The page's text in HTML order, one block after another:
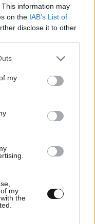
This information may
on the IAB’s List of
disclose it to other
one or more Google
You may click to
third-party tags to
in below Google
my
my
the
η Αμοργός
αυθεντική
Κυκλάδων
κάνουν 8 στους
σήμερα